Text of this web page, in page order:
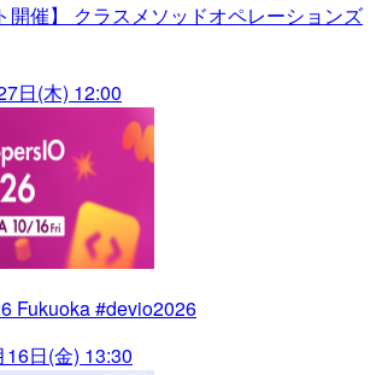
開催】 クラスメソッドオペレーションズ
日(木) 12:00
Fukuoka #devio2026
日(金) 13:30